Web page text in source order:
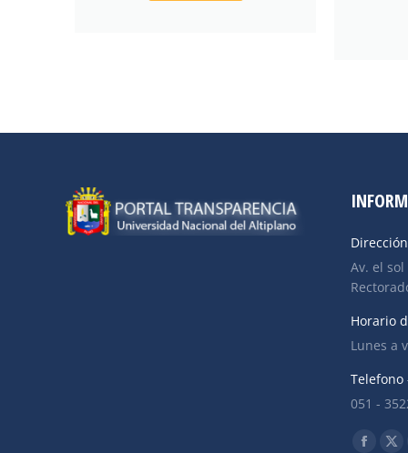
Av. el
Horario
Lunes a
Telefono
051 -
Find us